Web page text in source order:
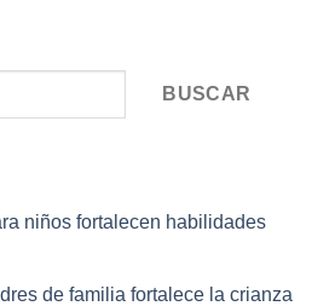
BUSCAR
niños fortalecen habilidades
de familia fortalece la crianza